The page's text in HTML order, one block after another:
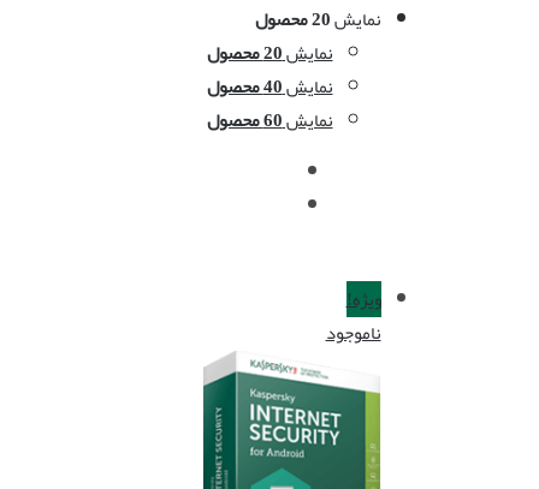
نمایش20 محصول
نمایش20 محصول
نمایش40 محصول
نمایش60 محصول
ویژه!
ناموجود